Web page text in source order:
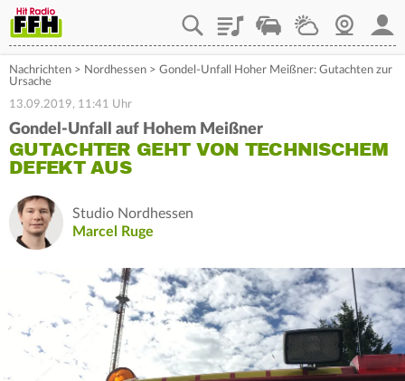
PlaylistStaupilotWetterWebcam
Nachrichten > Nordhessen > Gondel-Unfall Hoher Meißner: Gutachten zur
Ursache
13.09.2019, 11:41 Uhr
Gondel-Unfall auf Hohem Meißner
GUTACHTER GEHT VON TECHNISCHEM
DEFEKT AUS
Studio Nordhessen
Marcel Ruge